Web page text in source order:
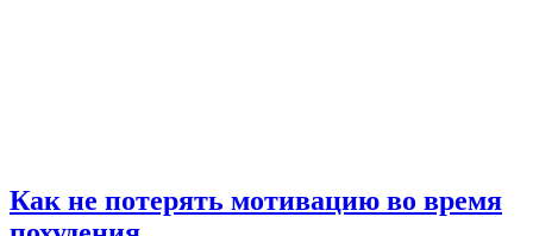
Как не потерять мотивацию во время